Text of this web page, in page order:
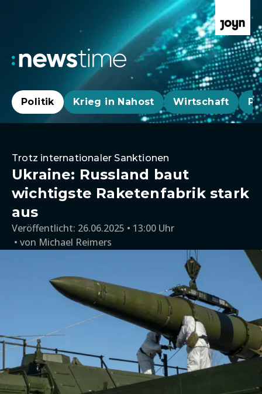
Politik Krieg in Nahost Wirtschaft
Trotz internationaler Sanktionen
Ukraine: Russland baut
wichtigste Raketenfabrik stark
aus
Veröffentlicht: 26.06.2025 • 13:00 Uhr
von Michael Reimers